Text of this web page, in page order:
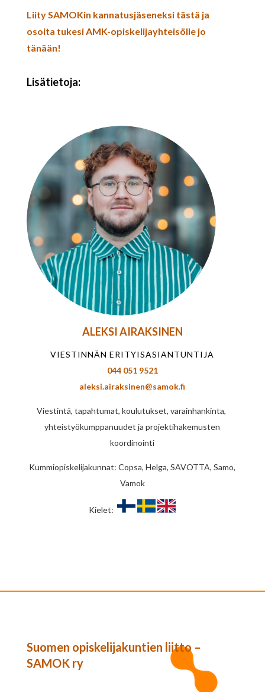
Liity SAMOKin kannatusjäseneksi tästä ja
osoita tukesi AMK-opiskelijayhteisölle jo
tänään!
Lisätietoja:
ALEKSI AIRAKSINEN
VIESTINNÄN ERITYISASIANTUNTIJA
044 051 9521
aleksi.airaksinen@samok.fi
Viestintä, tapahtumat, koulutukset, varainhankinta,
yhteistyökumppanuudet ja projektihakemusten
koordinointi
Kummiopiskelijakunnat: Copsa, Helga, SAVOTTA, Samo,
Vamok
Kielet:
Suomen opiskelijakuntien liitto –
SAMOK ry